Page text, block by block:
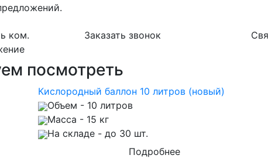
ком.
Заказать звонок
посмотреть
Кислородный баллон 10 литров (новый)
Объем - 10 литров
Масса - 15 кг
На складе- до 30 шт.
Подробнее